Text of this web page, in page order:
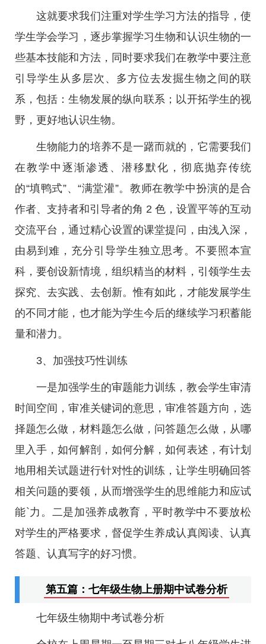
这就要求我们注重对学生学习方法的指导，使
学生学会学习，逐步掌握学习生物和认识生物的一
些基本技能和方法，同时要求我们在教学中要注意
引导学生从多层次、多方位去发掘生物之间的联
系，包括：生物发展的纵向联系；以开拓学生的视
野，更好地认识生物。
生物能力的培养不是一躇而就的，它需要我们
在教学中逐渐渗透、潜移默化，彻底抛弃传统
的“填鸭式”、“满堂灌”。教师在教学中扮演的是合
作者、支持者和引导者的角 2 色，设置平等的互动
交流平台，通过精心设置的课堂提问，由浅入深，
由易到难，充分引导学生独立思考。不要照本宣
科，要创设新情境，组织精当的材料，引领学生去
探究、去实践、去创新。惟有如此，才能发展学生
的不同才能，也才能为学生今后的继续学习积蓄能
量和潜力。
3、加强技巧性训练
一是加强学生的审题能力训练，教会学生审清
时间空间，审准关键词的意思，审准答题方向，选
择题怎么做，材料题怎么做，问答题怎么做，从哪
里入手，如何解剖，如何分解，如何表述，有计划
地用相关试题进行针对性的训练，让学生明确回答
相关问题的要领，从而增强学生的思维能力和应试
能`力。二是加强养成教育，平时教学中不要放松
对学生的严格要求，督促学生养成认真阅读、认真
答题、认真写字的好习惯。
第五篇：七年级生物上册期中试卷分析
七年级生物期中考试卷分析